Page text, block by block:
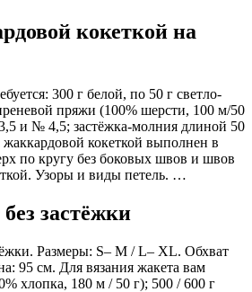
кокеткой на
300 г белой, по 50 г светло-
пряжи (100% шерсти, 100 м/50
и № 4,5; застёжка-молния длиной 50
кокеткой выполнен в
по кругу без боковых швов и швов
Узоры и виды петель. …
застёжки
Размеры: S– M / L– XL. Обхват
95 см. Для вязания жакета вам
хлопка, 180 м / 50 г); 500 / 600 г